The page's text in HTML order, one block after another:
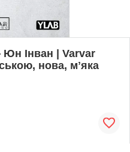
Інван | Varvar
нова, мʼяка